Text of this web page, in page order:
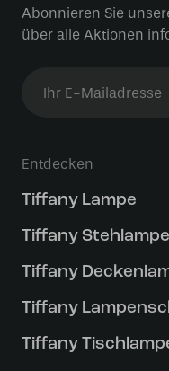
Abonnieren Sie
über alle Aktionen
Entdecken
Tiffany Lampe
Tiffany Stehlampe
Tiffany
Tiffany
Tiffany